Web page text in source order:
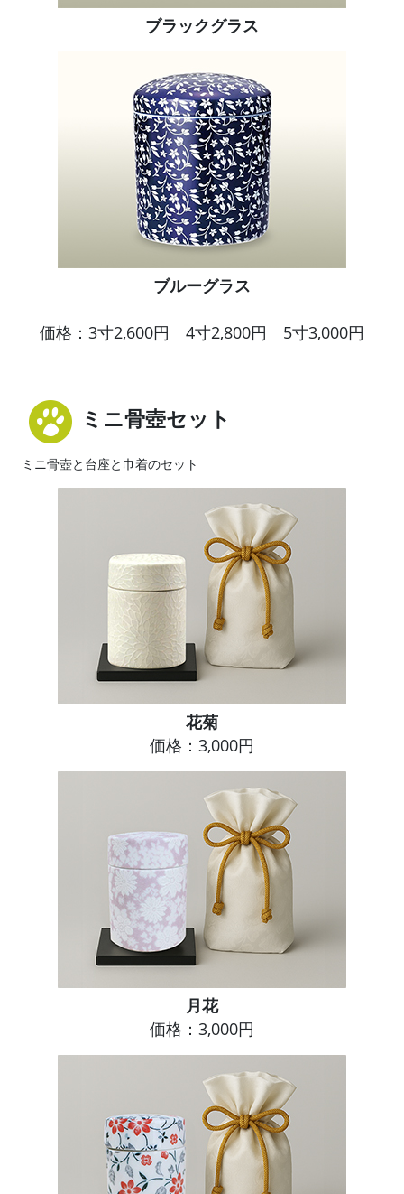
ブラックグラス
ブルーグラス
価格：3寸2,600円 4寸2,800円 5寸3,000円
ミニ骨壺セット
ミニ骨壺と台座と巾着のセット
花菊
価格：3,000円
月花
価格：3,000円